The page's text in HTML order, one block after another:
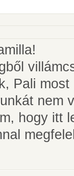
Pali
nem
hogy itt